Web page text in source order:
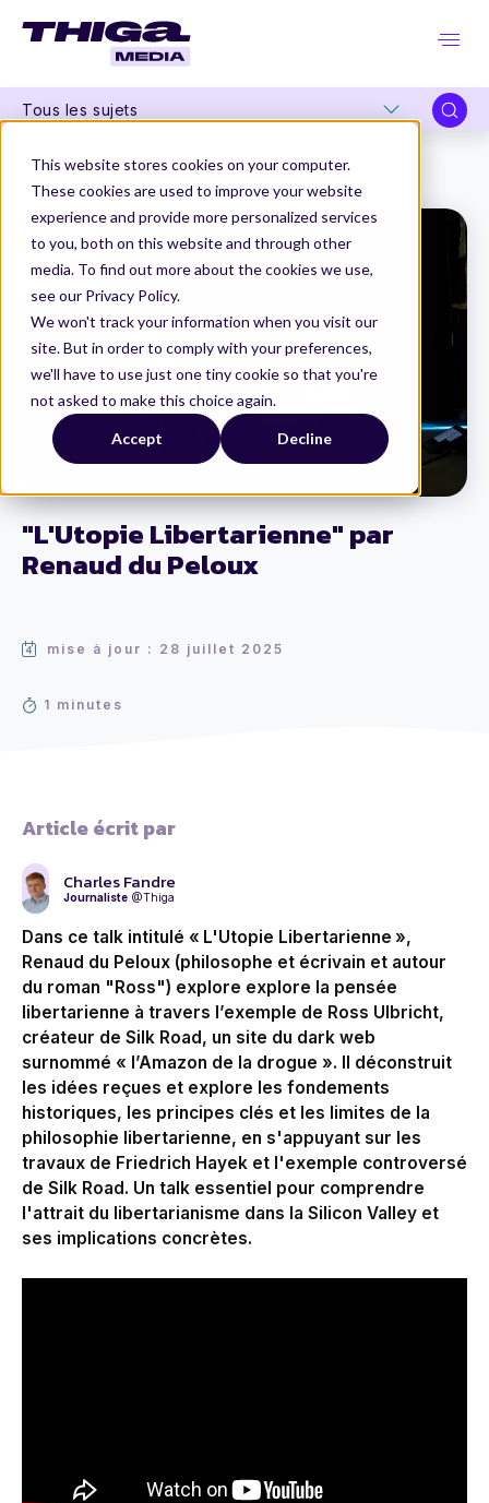
This website stores cookies on your computer.
These cookies are used to improve your website
experience and provide more personalized services
to you, both on this website and through other
media. To find out more about the cookies we use,
see our Privacy Policy.
We won't track your information when you visit our
site. But in order to comply with your preferences,
we'll have to use just one tiny cookie so that you're
not asked to make this choice again.
Accept Decline
Tous les sujets
"L'Utopie Libertarienne" par
Renaud du Peloux
mise à jour : 28 juillet 2025
1 minutes
Thiga Media
La Product Conf
Article écrit par
Charles Fandre
Journaliste @Thiga
Dans ce talk intitulé « L'Utopie Libertarienne »,
Renaud du Peloux (philosophe et écrivain et autour
du roman "Ross") explore explore la pensée
libertarienne à travers l’exemple de Ross Ulbricht,
créateur de Silk Road, un site du dark web
surnommé « l’Amazon de la drogue ». Il déconstruit
les idées reçues et explore les fondements
historiques, les principes clés et les limites de la
philosophie libertarienne, en s'appuyant sur les
travaux de Friedrich Hayek et l'exemple controversé
de Silk Road. Un talk essentiel pour comprendre
l'attrait du libertarianisme dans la Silicon Valley et
ses implications concrètes.